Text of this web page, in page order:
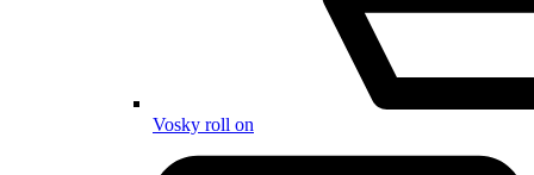
Vosky roll on